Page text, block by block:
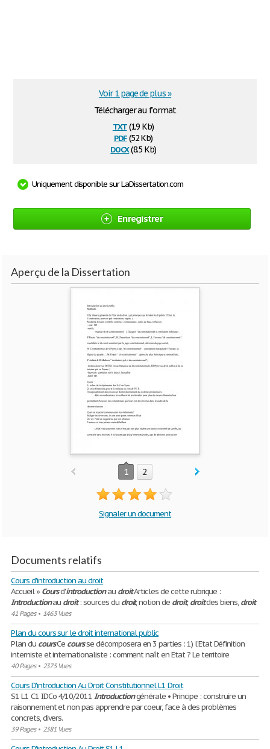
Télécharger au format
txt(1.9 Kb)
pdf(52 Kb)
docx(8.5 Kb)
Voir 1 page de plus »
Uniquement disponible sur LaDissertation.com
Enregistrer
Aperçu de la Dissertation
1 2
Signaler un document
Documents relatifs
Cours d'introduction au droit
Accueil » Coursd'introductionaudroitArticles de cette rubrique :
Introductionaudroit: sources dudroit, notion de droit,droitdes biens, droit
41 Pages• 1463 Vues
Plan du cours sur le droit international public
Plan ducoursCe coursse décomposera en 3 parties : 1) l’Etat Définition
interniste et internationaliste : comment naît en Etat ? Le territoire
40 Pages• 2375 Vues
Cours D'introduction Au Droit Constitutionnel L1 Droit
S1 L1 C1 IDCo 4/10/2011Introductiongénérale • Principe : construire un
raisonnement et non pas apprendre par coeur, face à des problèmes
concrets, divers.
39 Pages• 2381 Vues